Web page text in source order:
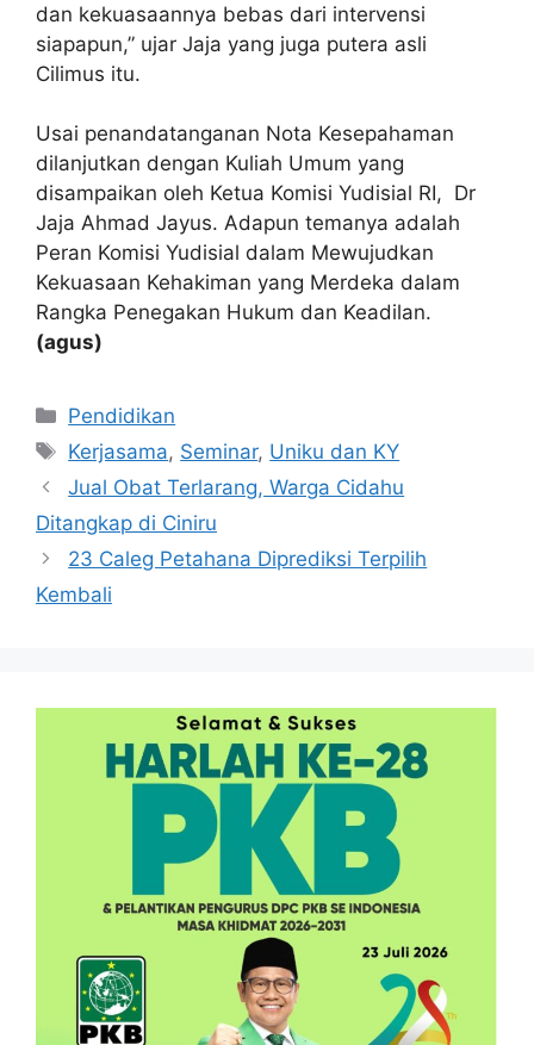
dan kekuasaannya bebas dari intervensi
siapapun,” ujar Jaja yang juga putera asli
Cilimus itu.
Usai penandatanganan Nota Kesepahaman
dilanjutkan dengan Kuliah Umum yang
disampaikan oleh Ketua Komisi Yudisial RI, Dr
Jaja Ahmad Jayus. Adapun temanya adalah
Peran Komisi Yudisial dalam Mewujudkan
Kekuasaan Kehakiman yang Merdeka dalam
Rangka Penegakan Hukum dan Keadilan.
(agus)
Kategori
Pendidikan
Tag
Kerjasama, Seminar, Uniku dan KY
Jual Obat Terlarang, Warga Cidahu
Ditangkap di Ciniru
23 Caleg Petahana Diprediksi Terpilih
Kembali